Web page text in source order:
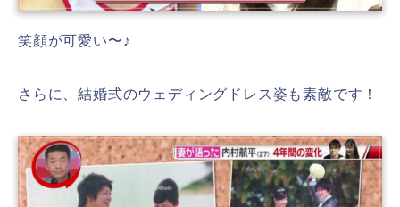
笑顔が可愛い〜♪
さらに、結婚式のウェディングドレス姿も素敵です！